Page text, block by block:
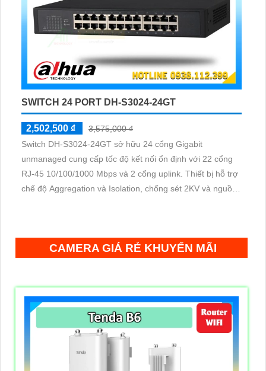
SWITCH 24 PORT DH-S3024-24GT
2,502,500 ₫
3,575,000 ₫
Switch DH-S3024-24GT sở hữu 24 cổng Gigabit
unmanaged cung cấp tốc độ kết nối ổn định với 22 cổng
RJ-45 10/100/1000 Mbps và 2 cổng uplink. Thiết bị hỗ trợ
chế độ Aggregation và Isolation, chống sét 2KV và nguồn
CAMERA GIÁ RẺ KHUYẾN MÃI